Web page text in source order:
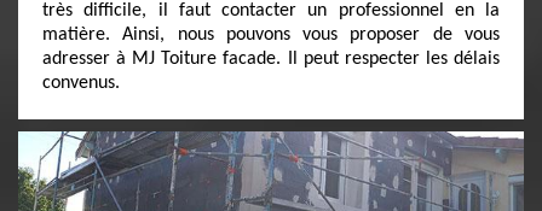
très difficile, il faut contacter un professionnel en la
matière. Ainsi, nous pouvons vous proposer de vous
adresser à MJ Toiture facade. Il peut respecter les délais
convenus.